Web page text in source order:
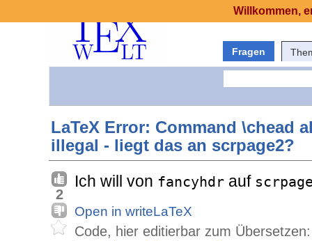
Fragen
LaTeX Error: Command \chead
illegal - liegt das an scrpage2?
2
Ich will von fancyhdr auf
Open in writeLaTeX
Code, hier editierbar zum Übersetzen:
Willkommen,